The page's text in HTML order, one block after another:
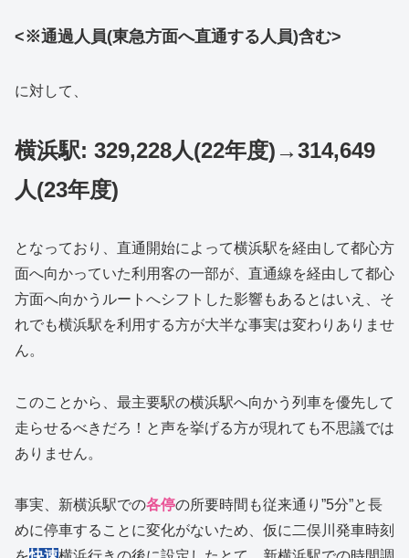
<※通過人員(東急方面へ直通する人員)含む>
に対して、
横浜駅: 329,228人(22年度)→314,649
人(23年度)
となっており、直通開始によって横浜駅を経由して都心方
面へ向かっていた利用客の一部が、直通線を経由して都心
方面へ向かうルートへシフトした影響もあるとはいえ、そ
れでも横浜駅を利用する方が大半な事実は変わりありませ
ん。
このことから、最主要駅の横浜駅へ向かう列車を優先して
走らせるべきだろ！と声を挙げる方が現れても不思議では
ありません。
事実、新横浜駅での各停の所要時間も従来通り”5分”と長
めに停車することに変化がないため、仮に二俣川発車時刻